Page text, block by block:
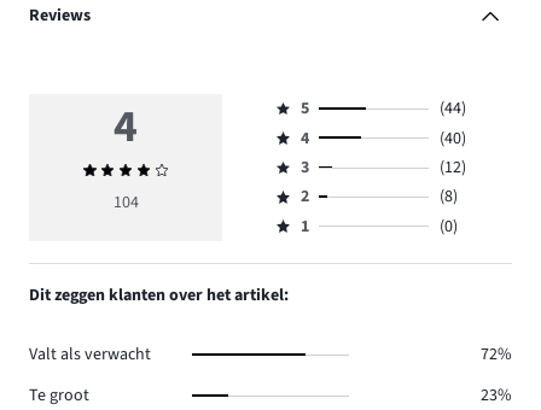
Reviews
4
Gemiddelde
beoordeling
104
Beoordeling
5,
aantal
reviews
44.
5
(44)
Beoordeling
4,
aantal
reviews
4
(40)
Beoordeling
3,
aantal
3
(12)
Beoordeling
2,
8.
2
(8)
Beoordeling
1,
aantal
reviews
1 (0)
Dit zeggen klanten over het artikel:
Valt als verwacht
72%
Te groot
23%